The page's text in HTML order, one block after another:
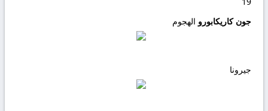
جون كاريكابورو الهجوم
جيرونا